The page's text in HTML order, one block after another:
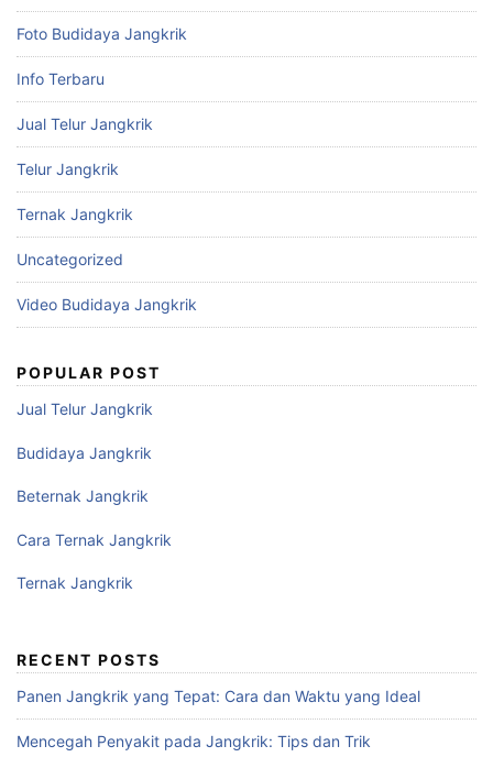
Foto Budidaya Jangkrik
Info Terbaru
Jual Telur Jangkrik
Telur Jangkrik
Ternak Jangkrik
Uncategorized
Video Budidaya Jangkrik
POPULAR POST
Jual Telur Jangkrik
Budidaya Jangkrik
Beternak Jangkrik
Cara Ternak Jangkrik
Ternak Jangkrik
RECENT POSTS
Panen Jangkrik yang Tepat: Cara dan Waktu yang Ideal
Mencegah Penyakit pada Jangkrik: Tips dan Trik